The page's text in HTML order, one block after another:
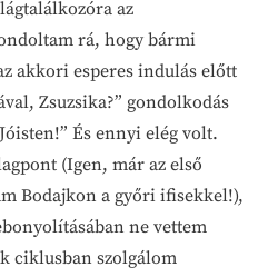
az
rá, hogy bármi
akkori esperes indulás előtt
Zsuzsika?” gondolkodás
És ennyi elég volt.
(Igen, már az első
Bodajkon a győri ifisekkel!),
ne vettem
ciklusban szolgálom